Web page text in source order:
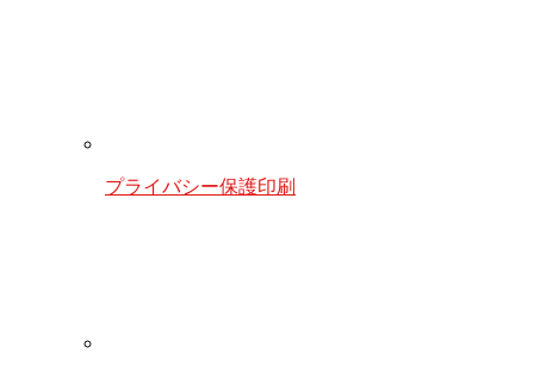
プライバシー保護印刷